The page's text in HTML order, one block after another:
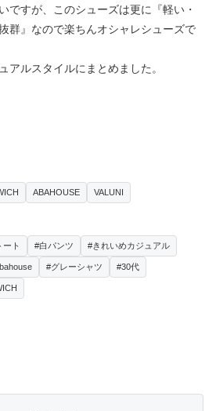
ですが、このシューズは更に『軽い・
群』なので楽ちんオシャレシューズで
アルスタイルにまとめました。
ABAHOUSE VALUNI
ート #白パンツ #きれいめカジュアル
#グレーシャツ #30代